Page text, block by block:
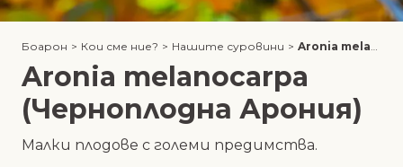
Боарон > Кои сме ние? > Нашите суровини > Aronia melanocarpa (Черноплодна Арония)
Aronia melanocarpa
(Черноплодна Арония)
Малки плодове с големи предимства.